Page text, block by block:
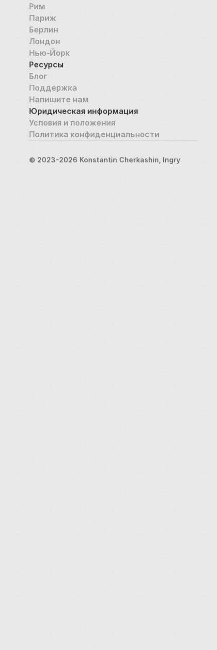
Рим
Париж
Берлин
Лондон
Нью-Йорк
Ресурсы
Блог
Поддержка
Напишите нам
Юридическая информация
Условия и положения
Политика конфиденциальности
© 2023-2026 Konstantin Cherkashin, Ingry